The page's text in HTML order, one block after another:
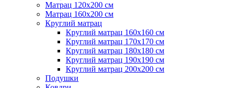
Матрац 120х200 см
Матрац 160х200 см
Круглий матрац
Круглий матрац 160х160 см
Круглий матрац 170х170 см
Круглий матрац 180х180 см
Круглий матрац 190х190 см
Круглий матрац 200х200 см
Подушки